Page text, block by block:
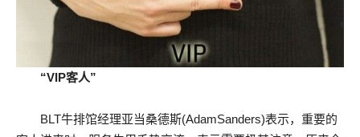
“VIP客人”
BLT牛排馆经理亚当桑德斯(AdamSanders)表示，重要的